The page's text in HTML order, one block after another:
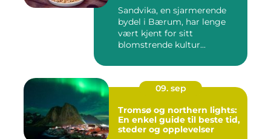
Sandvika, en sjarmerende
bydel i Bærum, har lenge
vært kjent for sitt
blomstrende kultur...
09. sep
Tromsø og northern lights:
En enkel guide til beste tid,
steder og opplevelser